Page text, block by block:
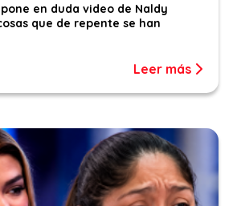
en duda video de Naldy
que de repente se han
Leer más